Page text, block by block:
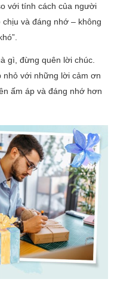
với tính cách của người
và đáng nhớ – không
gì, đừng quên lời chúc.
nhỏ với những lời cảm ơn
ấm áp và đáng nhớ hơn